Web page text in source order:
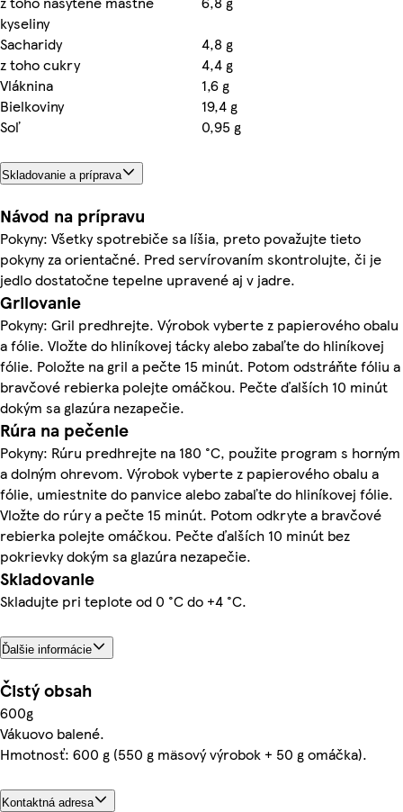
kyseliny
Sacharidy
4,8 g
z toho cukry
4,4 g
Vláknina
1,6 g
Bielkoviny
19,4 g
Soľ
0,95 g
Skladovanie a príprava
Návod na prípravu
Pokyny: Všetky spotrebiče sa líšia, preto považujte tieto
pokyny za orientačné. Pred servírovaním skontrolujte, či je
jedlo dostatočne tepelne upravené aj v jadre.
Grilovanie
Pokyny: Gril predhrejte. Výrobok vyberte z papierového obalu
a fólie. Vložte do hliníkovej tácky alebo zabaľte do hliníkovej
fólie. Položte na gril a pečte 15 minút. Potom odstráňte fóliu a
bravčové rebierka polejte omáčkou. Pečte ďalších 10 minút
dokým sa glazúra nezapečie.
Rúra na pečenie
Pokyny: Rúru predhrejte na 180 °C, použite program s horným
a dolným ohrevom. Výrobok vyberte z papierového obalu a
fólie, umiestnite do panvice alebo zabaľte do hliníkovej fólie.
Vložte do rúry a pečte 15 minút. Potom odkryte a bravčové
rebierka polejte omáčkou. Pečte ďalších 10 minút bez
pokrievky dokým sa glazúra nezapečie.
Skladovanie
Skladujte pri teplote od 0 °C do +4 °C.
Ďalšie informácie
Čistý obsah
600g
Vákuovo balené.
Hmotnosť: 600 g (550 g mäsový výrobok + 50 g omáčka).
Kontaktná adresa